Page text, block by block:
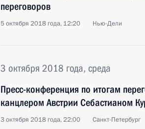
переговоров
5 октября 2018 года, 12:20 Нью-Дели
3 октября 2018 года, среда
Пресс-конференция по итогам
канцлером Австрии Себастианом
3 октября 2018 года, 22:00 Санкт-Петербург